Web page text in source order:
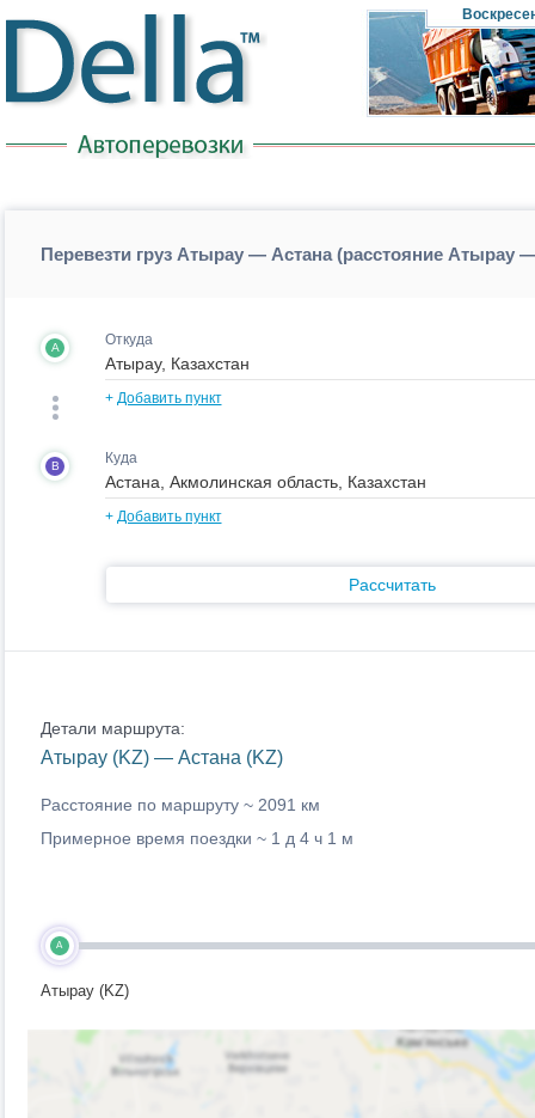
Перевезти груз Атырау — Астана (расстояние Атырау
A Откуда
+ Добавить пункт
B Куда
+ Добавить пункт
Рассчитать
Детали маршрута:
Атырау (KZ) — Астана (KZ)
Расстояние по маршруту ~ 2091 км
Примерное время поездки ~ 1 д 4 ч 1 м
A
Атырау (KZ)